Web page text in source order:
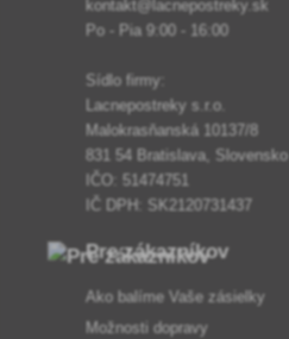
kontakt@lacnepostreky.sk
Po - Pia 9:00 - 16:00
Sídlo firmy:
Lacnepostreky s.r.o.
Malokrasňanská 10137/8
831 54 Bratislava, Slovensko
IČO: 51474751
IČ DPH: SK2120731437
Pre zákazníkov
Ako balíme Vaše zásielky
Možnosti dopravy